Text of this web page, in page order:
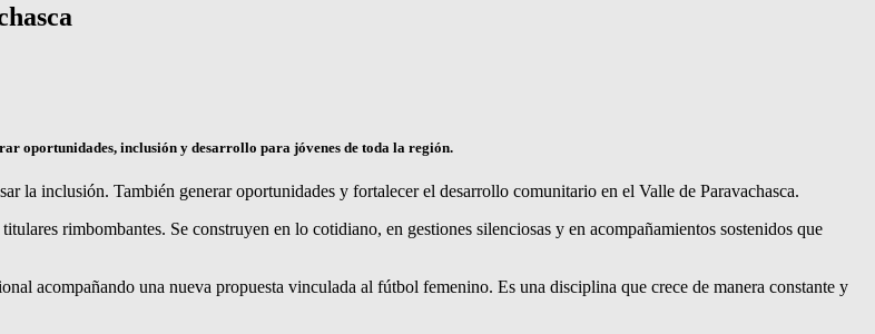
oportunidades, inclusión y desarrollo para jóvenes de toda la región.
la inclusión. También generar oportunidades y fortalecer el desarrollo comunitario en el Valle de Paravachasca.
rimbombantes. Se construyen en lo cotidiano, en gestiones silenciosas y en acompañamientos sostenidos que
acompañando una nueva propuesta vinculada al fútbol femenino. Es una disciplina que crece de manera constante y